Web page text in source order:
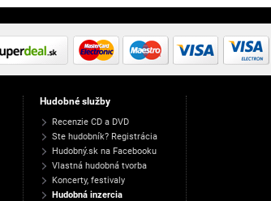
Hudobné služby
Recenzie CD a DVD
Ste hudobník? Registrácia
Hudobný.sk na Facebooku
Vlastná hudobná tvorba
Koncerty, festivaly
Hudobná inzercia